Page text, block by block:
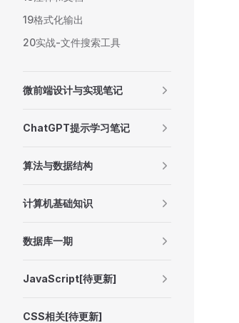
19格式化输出
20实战-文件搜索工具
微前端设计与实现笔记
ChatGPT提示学习笔记
算法与数据结构
计算机基础知识
数据库一期
JavaScript[待更新]
CSS相关[待更新]